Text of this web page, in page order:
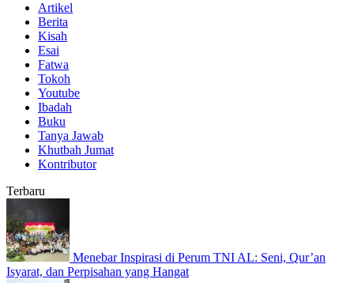
Artikel
Berita
Kisah
Esai
Fatwa
Tokoh
Youtube
Ibadah
Buku
Tanya Jawab
Khutbah Jumat
Kontributor
Terbaru
Menebar Inspirasi di Perum TNI AL: Seni, Qur’an
Isyarat, dan Perpisahan yang Hangat